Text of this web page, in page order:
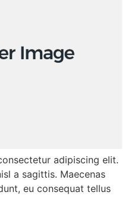
adipiscing elit.
a sagittis. Maecenas
eu consequat tellus